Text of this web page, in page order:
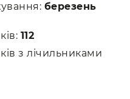
березень
112
з лічильниками